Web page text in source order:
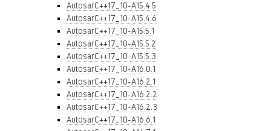
AutosarC++17_10-A15.4.5
AutosarC++17_10-A15.4.6
AutosarC++17_10-A15.5.1
AutosarC++17_10-A15.5.2
AutosarC++17_10-A15.5.3
AutosarC++17_10-A16.0.1
AutosarC++17_10-A16.2.1
AutosarC++17_10-A16.2.2
AutosarC++17_10-A16.2.3
AutosarC++17_10-A16.6.1